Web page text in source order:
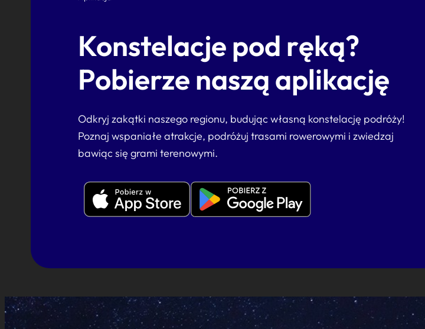
Konstelacje pod ręką?
Pobierze naszą aplikację
Odkryj zakątki naszego regionu, budując własną konstelację podróży!
Poznaj wspaniałe atrakcje, podróżuj trasami rowerowymi i zwiedzaj
bawiąc się grami terenowymi.